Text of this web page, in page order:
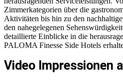
Zimmerkategorien über die
Aktivitäten bis hin zu den
den nahegelegenen
detaillierte Einblicke in die
PALOMA Finesse Side Hotels
Video Impressionen